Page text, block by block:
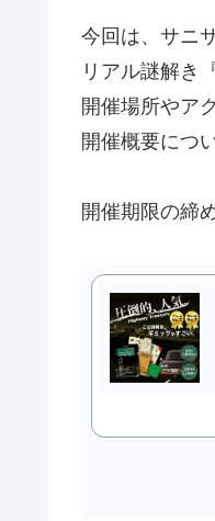
今回は、サニ
リアル謎解き
開催場所やア
開催概要につ
開催期限の締